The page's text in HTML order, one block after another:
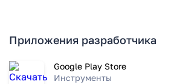
Приложения разработчика
Google Play Store
Инструменты